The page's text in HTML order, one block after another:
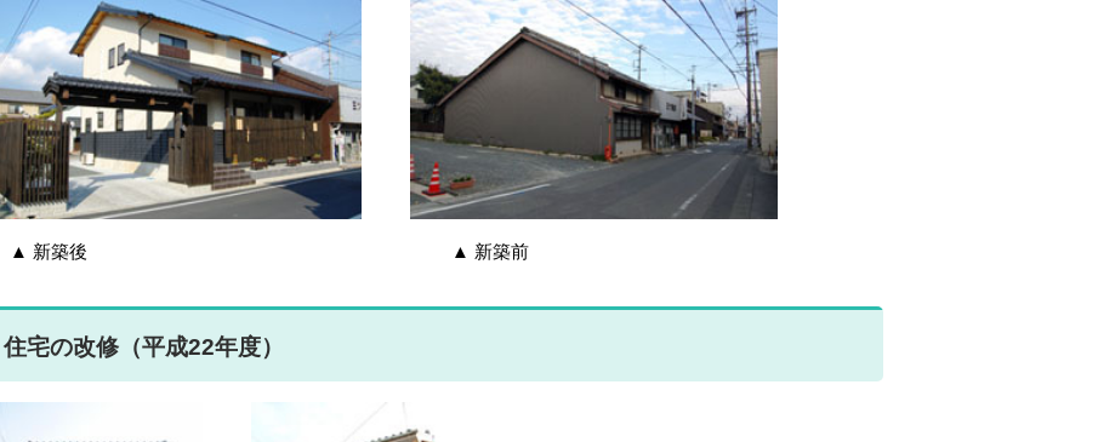
▲ 新築後 ▲ 新築前
住宅の改修（平成22年度）